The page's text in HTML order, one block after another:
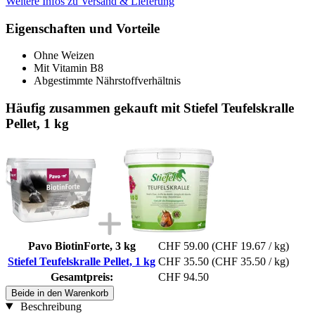
Eigenschaften und Vorteile
Ohne Weizen
Mit Vitamin B8
Abgestimmte Nährstoffverhältnis
Häufig zusammen gekauft mit Stiefel Teufelskralle
Pellet, 1 kg
Pavo BiotinForte, 3 kg CHF 59.00 (CHF 19.67 / kg)
Stiefel Teufelskralle Pellet, 1 kg CHF 35.50 (CHF 35.50 / kg)
Gesamtpreis:
CHF 94.50
Beide in den Warenkorb
Beschreibung